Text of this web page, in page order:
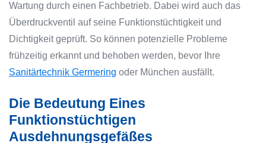
Wartung durch einen Fachbetrieb. Dabei wird auch das
Überdruckventil auf seine Funktionstüchtigkeit und
Dichtigkeit geprüft. So können potenzielle Probleme
frühzeitig erkannt und behoben werden, bevor Ihre
Sanitärtechnik Germering oder München ausfällt.
Die Bedeutung Eines
Funktionstüchtigen
Ausdehnungsgefäßes